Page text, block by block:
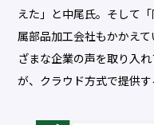
えた」と中尾氏。そして
属部品加工会社もかかえ
ざまな企業の声を取り入
が、クラウド方式で提供